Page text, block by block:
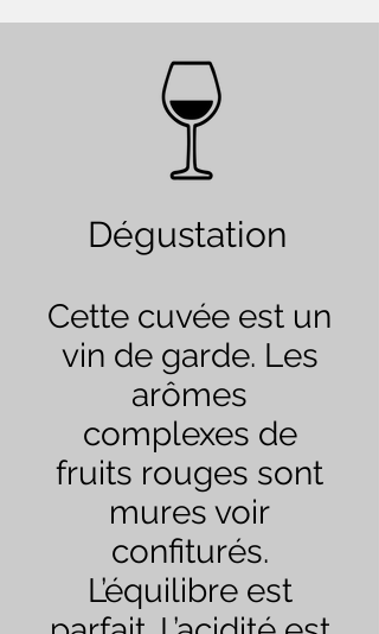
Dégustation
Cette cuvée est un
vin de garde. Les
arômes
complexes de
fruits rouges sont
mures voir
confiturés.
L’équilibre est